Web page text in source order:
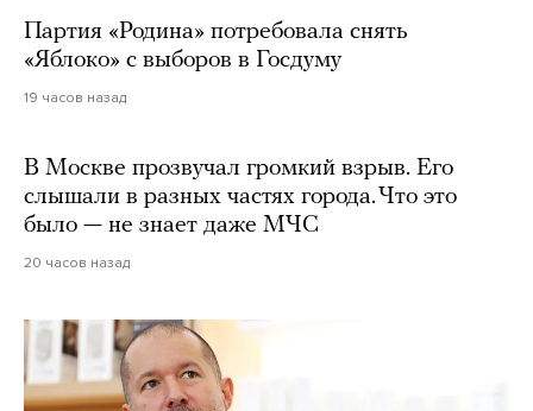
Партия «Родина» потребовала снять
«Яблоко» с выборов в Госдуму
19 часов назад
В Москве прозвучал громкий взрыв. Его
слышали в разных частях города. Что это
было — не знает даже МЧС
20 часов назад